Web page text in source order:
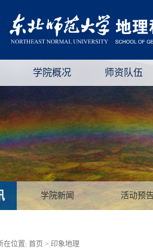
学院概况 师资队伍
学院新闻 活动预
在位置: 首页 > 印象地理